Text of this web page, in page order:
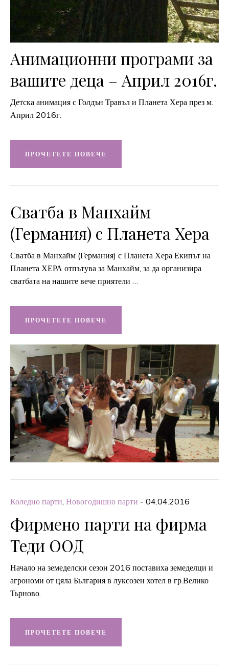
Анимационни програми за
вашите деца – Април 2016г.
Детска анимация с Голдън Травъл и Планета Хера през м.
Април 2016г.
ПРОЧЕТЕТЕ ПОВЕЧЕ
Сватба в Манхайм
(Германия) с Планета Хера
Сватба в Манхайм (Германия) с Планета Хера Екипът на
Планета ХЕРА отпътува за Манхайм, за да организира
сватбата на нашите вече приятели …
ПРОЧЕТЕТЕ ПОВЕЧЕ
Коледно парти Новогодишно парти - 04.04.2016
Фирмено парти на фирма
Теди ООД
Начало на земеделски сезон 2016 поставиха земеделци и
агрономи от цяла Бьлгария в луксозен хотел в гр.Велико
Тьрново.
ПРОЧЕТЕТЕ ПОВЕЧЕ